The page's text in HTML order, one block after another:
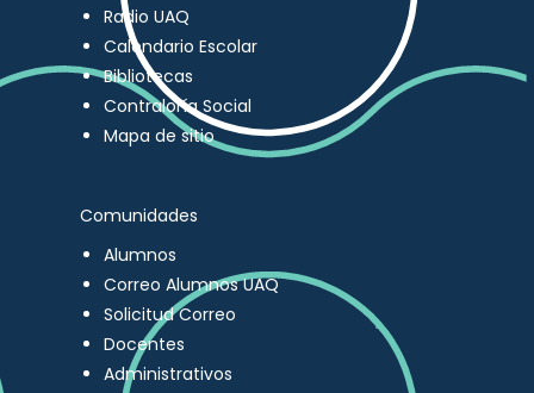
Radio UAQ
Calendario Escolar
Bibliotecas
Contraloría Social
Mapa de sitio
Comunidades
Alumnos
Correo Alumnos UAQ
Solicitud Correo
Docentes
Administrativos